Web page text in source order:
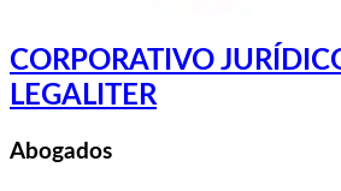
CORPORATIVO
LEGALITER
Abogados